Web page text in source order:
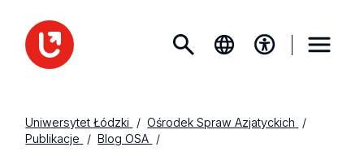
Uniwersytet Łódzki
Ośrodek Spraw Azjatyckich
Publikacje
Blog OSA